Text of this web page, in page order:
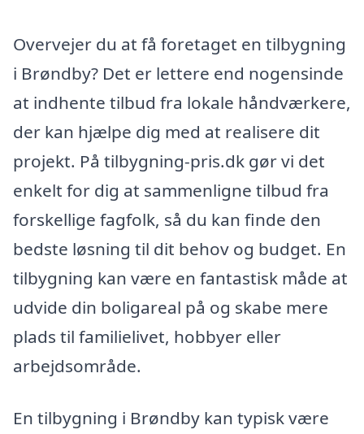
Overvejer du at få foretaget en tilbygning
i Brøndby? Det er lettere end nogensinde
at indhente tilbud fra lokale håndværkere,
der kan hjælpe dig med at realisere dit
projekt. På tilbygning-pris.dk gør vi det
enkelt for dig at sammenligne tilbud fra
forskellige fagfolk, så du kan finde den
bedste løsning til dit behov og budget. En
tilbygning kan være en fantastisk måde at
udvide din boligareal på og skabe mere
plads til familielivet, hobbyer eller
arbejdsområde.
En tilbygning i Brøndby kan typisk være